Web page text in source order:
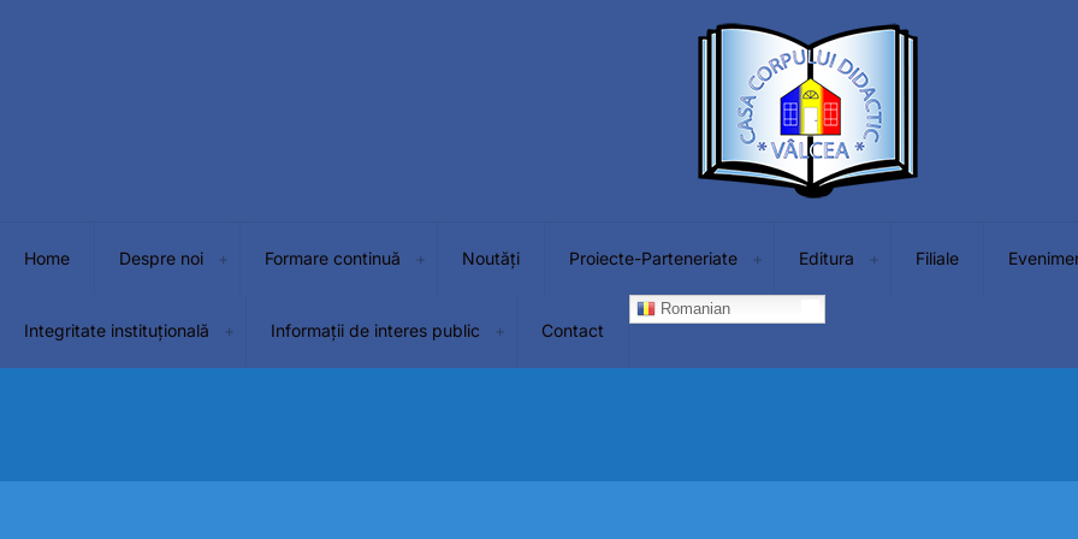
Home Despre noi Formare continuă Noutăți Proiecte-Parteneriate Editura Filiale
Integritate instituțională Informații de interes public Contact
Romanian